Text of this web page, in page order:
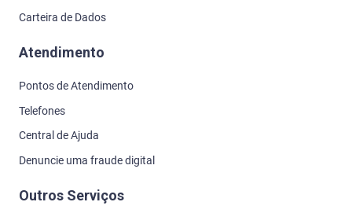
Carteira de Dados
Atendimento
Pontos de Atendimento
Telefones
Central de Ajuda
Denuncie uma fraude digital
Outros Serviços